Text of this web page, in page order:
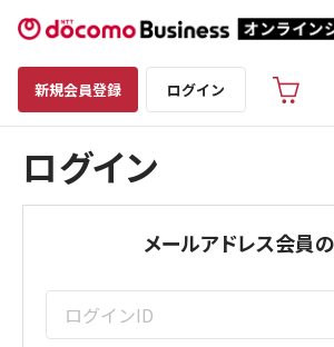
新規会員登録 ログイン
ログイン
メールアドレス会員